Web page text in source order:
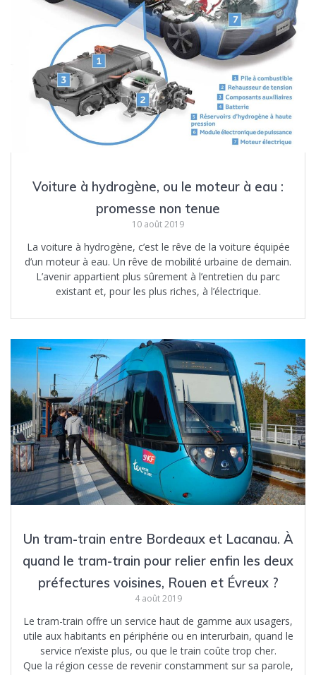
Voiture à hydrogène, ou le moteur à eau :
promesse non tenue
10 août 2019
La voiture à hydrogène, c’est le rêve de la voiture équipée
d’un moteur à eau. Un rêve de mobilité urbaine de demain.
L’avenir appartient plus sûrement à l’entretien du parc
existant et, pour les plus riches, à l’électrique.
Un tram-train entre Bordeaux et Lacanau. À
quand le tram-train pour relier enfin les deux
préfectures voisines, Rouen et Évreux ?
4 août 2019
Le tram-train offre un service haut de gamme aux usagers,
utile aux habitants en périphérie ou en interurbain, quand le
service n’existe plus, ou que le train coûte trop cher.
Que la région cesse de revenir constamment sur sa parole,